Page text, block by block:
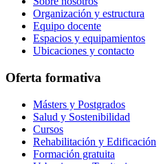
Organización y estructura
Equipo docente
Espacios y equipamientos
Ubicaciones y contacto
Oferta formativa
Másters y Postgrados
Salud y Sostenibilidad
Cursos
Rehabilitación y Edificación
Formación gratuita